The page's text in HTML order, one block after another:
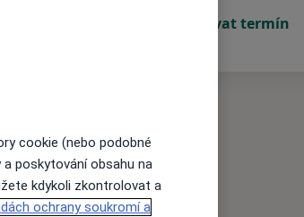
Rezervovat termín
cookie (nebo podobné
poskytování obsahu na
kdykoli zkontrolovat a
ochrany soukromí a